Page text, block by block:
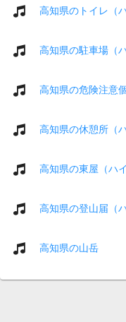
高知県のトイレ（
高知県の駐車場（
高知県の危険注意
高知県の休憩所（
高知県の東屋（ハ
高知県の登山届（
高知県の山岳